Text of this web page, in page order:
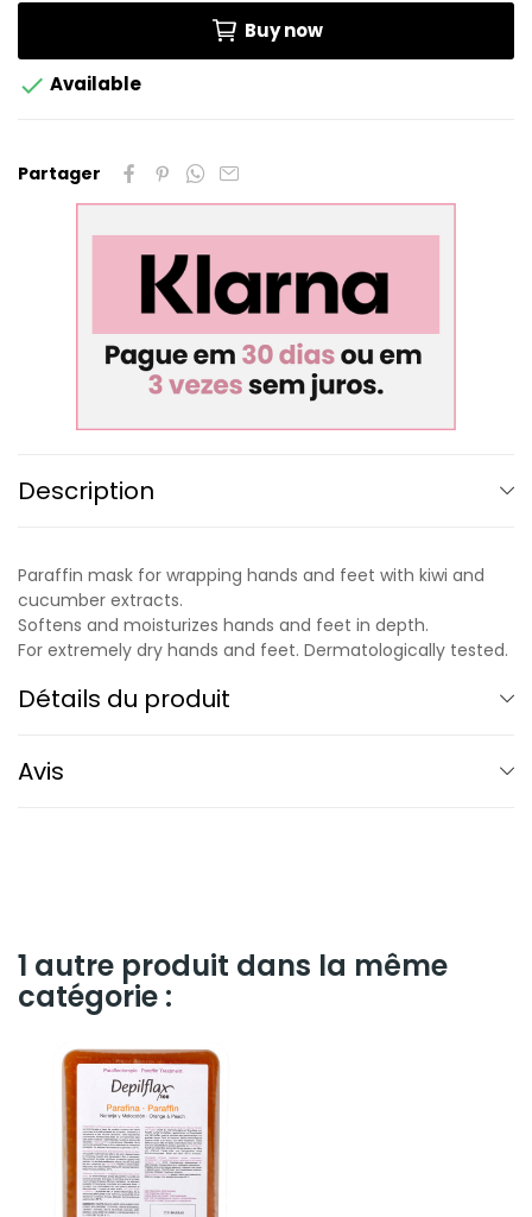
Buy now
 Available
Partager
Description
Paraffin mask for wrapping hands and feet with kiwi and
cucumber extracts.
Softens and moisturizes hands and feet in depth.
For extremely dry hands and feet. Dermatologically tested.
Détails du produit
Avis
1 autre produit dans la même
catégorie :